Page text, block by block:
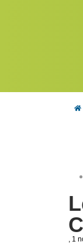
, 1